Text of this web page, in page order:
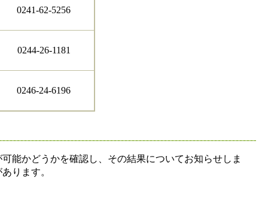
0241-62-5256
0244-26-1181
0246-24-6196
能かどうかを確認し、その結果についてお知らせしま
ります。